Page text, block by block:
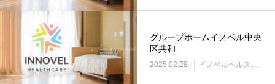
グループホームイノベル中央
区共和
2025.02.28 イノベルヘルスケア事業所